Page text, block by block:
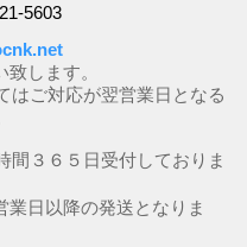
5603
します。
はご対応が翌営業日となる
間３６５日受付しておりま
日以降の発送となりま